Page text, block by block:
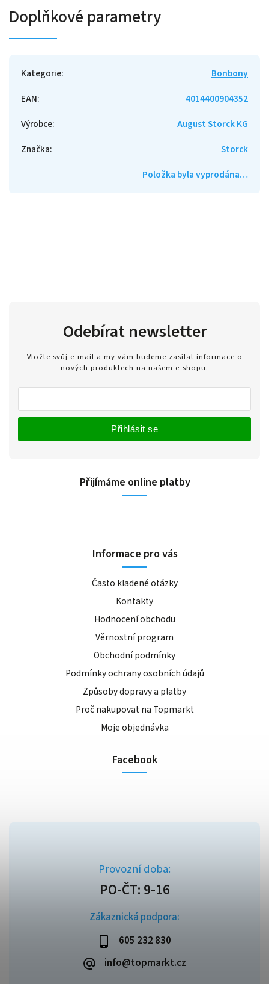
Doplňkové parametry
Kategorie:
Bonbony
EAN:
4014400904352
Výrobce:
August Storck KG
Značka:
Storck
Položka byla vyprodána…
Zákaznická podpora:
605 232 830
info@topmarkt.cz
Odebírat newsletter
Vložte svůj e-mail a my vám budeme zasílat informace o
nových produktech na našem e-shopu.
Přihlásit se
Přijímáme online platby
Informace pro vás
Často kladené otázky
Kontakty
Hodnocení obchodu
Věrnostní program
Obchodní podmínky
Podmínky ochrany osobních údajů
Způsoby dopravy a platby
Proč nakupovat na Topmarkt
Moje objednávka
Facebook